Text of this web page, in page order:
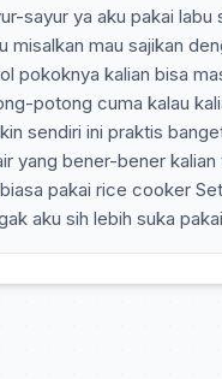
sayur ya aku pakai
mau sajikan
pokoknya kalian bisa
potong cuma kalau
sendiri ini praktis
yang bener-bener
pakai rice cooker
aku sih lebih suka